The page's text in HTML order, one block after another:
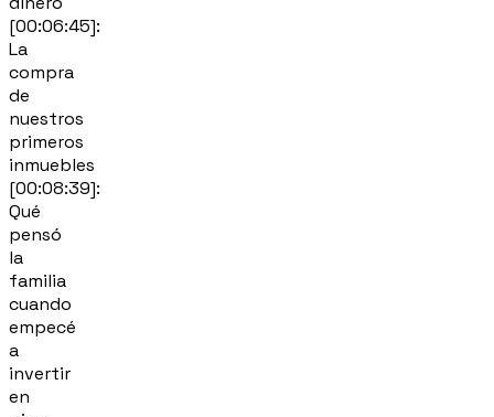
[00:06:45]:
La
compra
de
nuestros
primeros
inmuebles
[00:08:39]:
Qué
pensó
la
familia
cuando
empecé
a
invertir
en